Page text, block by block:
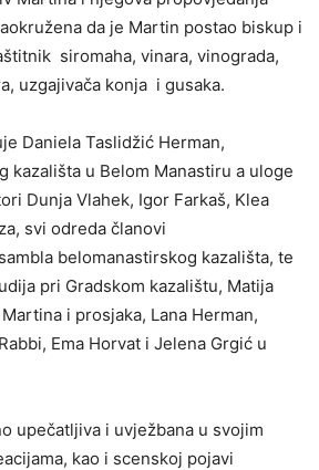
da je Martin postao biskup i
siromaha, vinara, vinograda,
uzgajivača konja i gusaka.
Daniela Taslidžić Herman,
kazališta u Belom Manastiru a uloge
Dunja Vlahek, Igor Farkaš, Klea
svi odreda članovi
belomanastirskog kazališta, te
pri Gradskom kazalištu, Matija
i prosjaka, Lana Herman,
Ema Horvat i Jelena Grgić u
upečatljiva i uvježbana u svojim
kao i scenskoj pojavi